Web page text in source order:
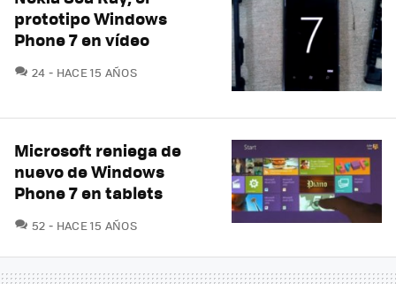
prototipo Windows
Phone 7 en vídeo
24 COMENTARIOS
HACE 15 AÑOS
Microsoft reniega de
nuevo de Windows
Phone 7 en tablets
52 COMENTARIOS
HACE 15 AÑOS